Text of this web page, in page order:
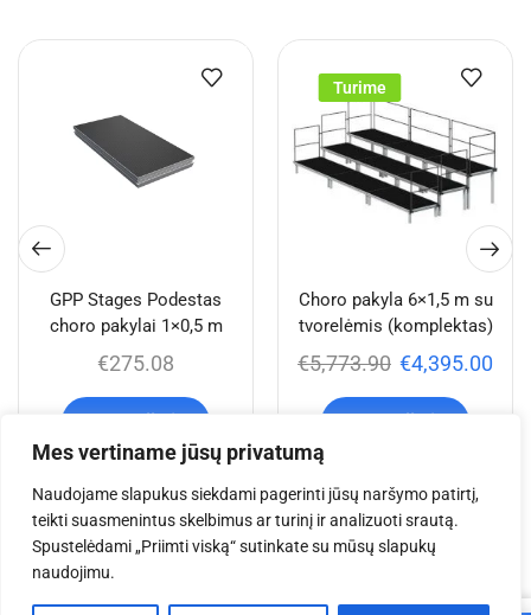
Mes vertiname jūsų privatumą
Naudojame slapukus siekdami pagerinti jūsų naršymo patirtį,
teikti suasmenintus skelbimus ar turinį ir analizuoti srautą.
Spustelėdami „Priimti viską“ sutinkate su mūsų slapukų
naudojimu.
GPP Stages Podestas
choro pakylai 1×0,5 m
€275.08
Turime
Choro pakyla 6×1,5 m su
tvorelėmis (komplektas)
€5,773.90 €4,395.00
Jums taip pat gali